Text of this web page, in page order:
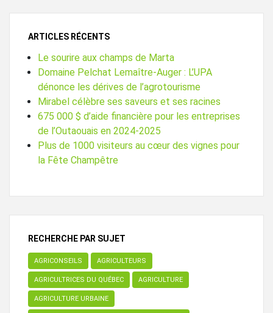
ARTICLES RÉCENTS
Le sourire aux champs de Marta
Domaine Pelchat Lemaître-Auger : L’UPA
dénonce les dérives de l’agrotourisme
Mirabel célèbre ses saveurs et ses racines
675 000 $ d’aide financière pour les entreprises
de l’Outaouais en 2024-2025
Plus de 1000 visiteurs au cœur des vignes pour
la Fête Champêtre
RECHERCHE PAR SUJET
AGRICONSEILS AGRICULTEURS
AGRICULTRICES DU QUÉBEC AGRICULTURE
AGRICULTURE URBAINE